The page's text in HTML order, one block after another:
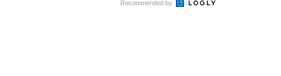
Recommended by